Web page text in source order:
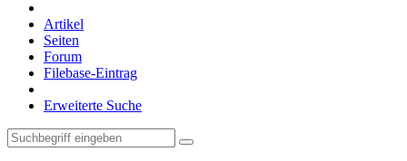
Artikel
Seiten
Forum
Filebase-Eintrag
Erweiterte Suche